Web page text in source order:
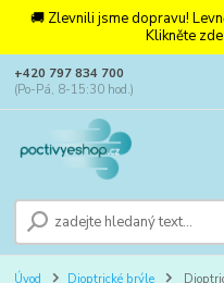
🚚 Zlevnili jsme dopravu!
Klikněte
+420 797 834 700
(Po-Pá, 8-15:30 hod.)
Úvod Dioptrické brýle